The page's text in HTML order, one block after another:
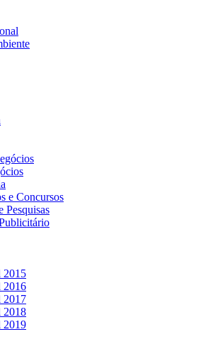
e Concursos
Pesquisas
2015
2016
2017
2018
2019